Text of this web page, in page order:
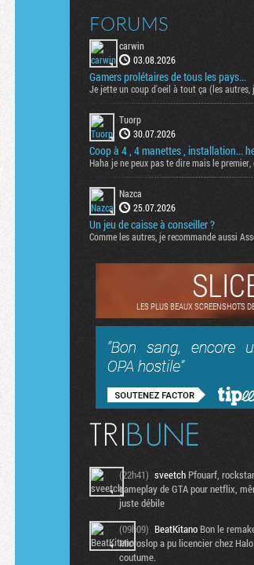
FORUMS
carwin
03.08.2026
Gamers prolétaires de tous les pays...
Je jette un coup d'oeil à tout ça (les autres,
Tuorp
30.07.2026
Coop à 4 , 4 manettes , installation...
Haha je ne peux pas te dire mais le
Nazca
25.07.2026
Un jeu de caisse à conseiller ?
Comme les autres, je recommande aussi
LES PLUS BEAUX SCREENSHOTS
(22h41) sveetch Pfouarf,
gameplay de GTA pour netflix,
juste débile
(09h09) BeatKitano Bon le
Microslop a pu licencier chez
coutume.